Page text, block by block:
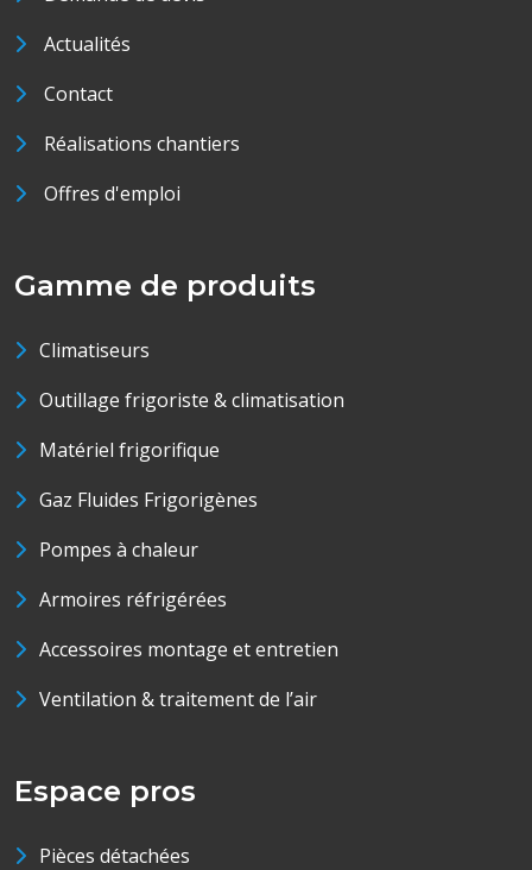
Actualités
Contact
Réalisations chantiers
Offres d'emploi
Gamme de produits
Climatiseurs
Outillage frigoriste & climatisation
Matériel frigorifique
Gaz Fluides Frigorigènes
Pompes à chaleur
Armoires réfrigérées
Accessoires montage et entretien
Ventilation & traitement de l’air
Espace pros
Pièces détachées